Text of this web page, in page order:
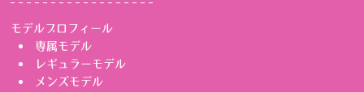
モデルプロフィール
専属モデル
レギュラーモデル
メンズモデル